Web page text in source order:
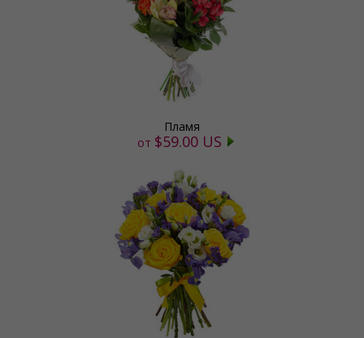
Пламя
от $59.00 US